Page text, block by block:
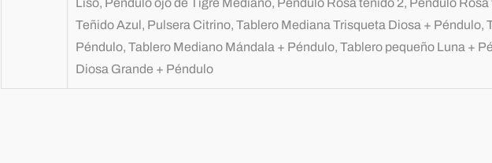
Teñido Azul, Pulsera Citrino, Tablero Mediana Trisqueta Diosa + Péndulo,
Péndulo, Tablero Mediano Mándala + Péndulo, Tablero pequeño Luna +
Diosa Grande + Péndulo